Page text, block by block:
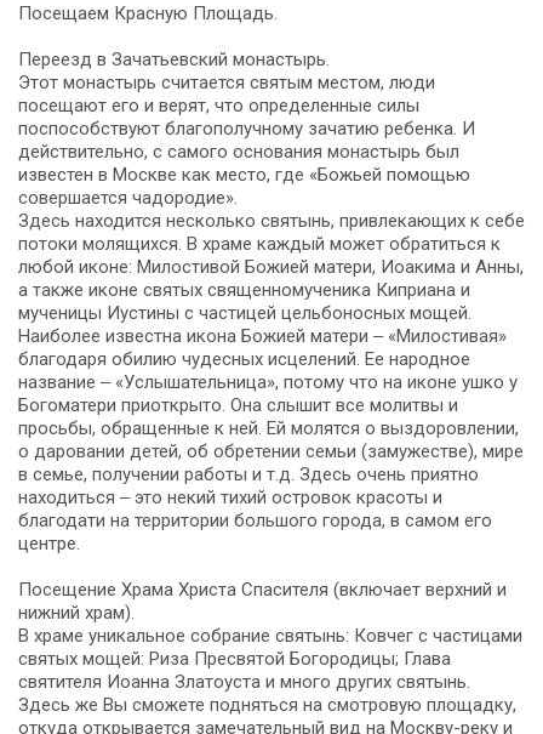
Посещаем Красную Площадь.
Переезд в Зачатьевский монастырь.
Этот монастырь считается святым местом, люди
посещают его и верят, что определенные силы
поспособствуют благополучному зачатию ребенка. И
действительно, с самого основания монастырь был
известен в Москве как место, где «Божьей помощью
совершается чадородие».
Здесь находится несколько святынь, привлекающих к себе
потоки молящихся. В храме каждый может обратиться к
любой иконе: Милостивой Божией матери, Иоакима и Анны,
а также иконе святых священномученика Киприана и
мученицы Иустины с частицей цельбоносных мощей.
Наиболее известна икона Божией матери ‒ «Милостивая»
благодаря обилию чудесных исцелений. Ее народное
название ‒ «Услышательница», потому что на иконе ушко у
Богоматери приоткрыто. Она слышит все молитвы и
просьбы, обращенные к ней. Ей молятся о выздоровлении,
о даровании детей, об обретении семьи (замужестве), мире
в семье, получении работы и т.д. Здесь очень приятно
находиться ‒ это некий тихий островок красоты и
благодати на территории большого города, в самом его
центре.
Посещение Храма Христа Спасителя (включает верхний и
нижний храм).
В храме уникальное собрание святынь: Ковчег с частицами
святых мощей: Риза Пресвятой Богородицы; Глава
святителя Иоанна Златоуста и много других святынь.
Здесь же Вы сможете подняться на смотровую площадку,
откуда открывается замечательный вид на Москву-реку и